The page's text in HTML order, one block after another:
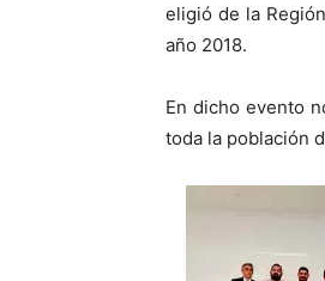
eligió de la
año 2018.
En dicho evento
toda la población